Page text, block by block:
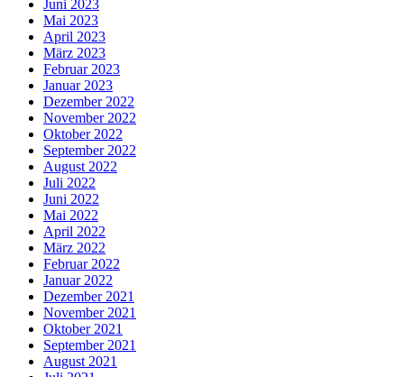
Juni 2023
Mai 2023
April 2023
März 2023
Februar 2023
Januar 2023
Dezember 2022
November 2022
Oktober 2022
September 2022
August 2022
Juli 2022
Juni 2022
Mai 2022
April 2022
März 2022
Februar 2022
Januar 2022
Dezember 2021
November 2021
Oktober 2021
September 2021
August 2021